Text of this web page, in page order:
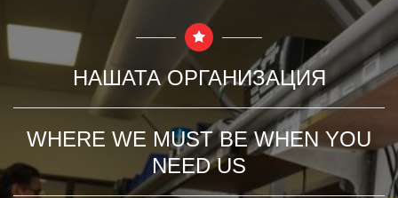
НАШАТА ОРГАНИЗАЦИЯ
WHERE WE MUST BE WHEN YOU
NEED US